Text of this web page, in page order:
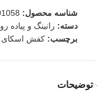
شناسه محصول:
دسته: رانینگ و پیاده
برچسب: کفش اسکای
توضیحات